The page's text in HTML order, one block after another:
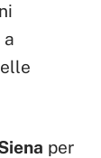
a
per